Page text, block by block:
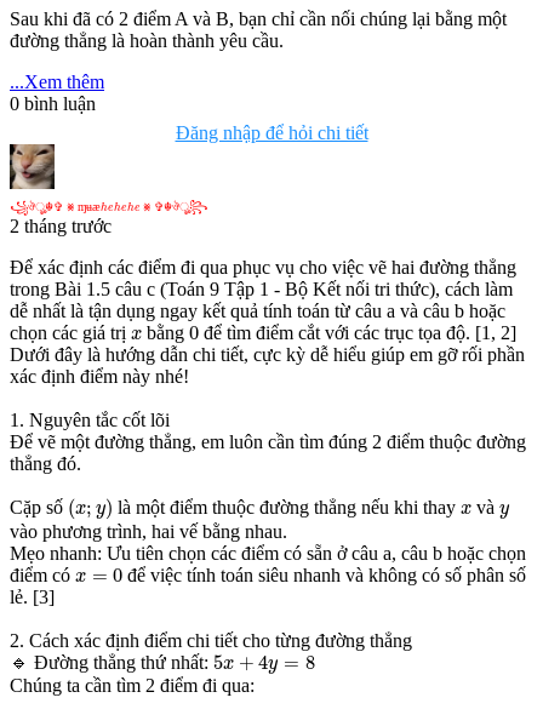
Sau khi đã có 2 điểm A và B, bạn chỉ cần nối chúng lại bằng một
đường thẳng là hoàn thành yêu cầu.
...Xem thêm
0 bình luận
Đăng nhập để hỏi chi tiết
꧁ঔৣ☬✞ ⨳ ɱʉæhehehe ⨳ ✞☬ঔৣ꧂
꧁ঔ☬✞ ɱ ʉ æ hehehe⨳
2 tháng trước
Để xác định các điểm đi qua phục vụ cho việc vẽ hai đường thẳng
trong Bài 1.5 câu c (Toán 9 Tập 1 - Bộ Kết nối tri thức), cách làm
dễ nhất là tận dụng ngay kết quả tính toán từ câu a và câu b hoặc
chọn các giá trị x
x bằng 0
0 để tìm điểm cắt với các trục tọa độ. [1, 2]
Dưới đây là hướng dẫn chi tiết, cực kỳ dễ hiểu giúp em gỡ rối phần
xác định điểm này nhé!
1. Nguyên tắc cốt lõi
Để vẽ một đường thẳng, em luôn cần tìm đúng 2 điểm thuộc đường
thẳng đó.
Cặp số (x; y)
(x là một điểm thuộc đường thẳng nếu khi thay x
xvà y
y
vào phương trình, hai vế bằng nhau.
Mẹo nhanh: Ưu tiên chọn các điểm có sẵn ở câu a, câu b hoặc chọn
điểm có x = 0
x=
để việc tính toán siêu nhanh và không có số phân số
lẻ. [3]
2. Cách xác định điểm chi tiết cho từng đường thẳng
🔹 Đường thẳng thứ nhất: 5x + 4y = 8
5x+ 4 y=8
Chúng ta cần tìm 2 điểm đi qua: